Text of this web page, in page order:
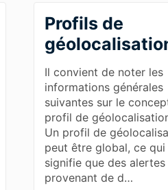
Profils de
Il convient de noter les
informations générales
suivantes sur le
profil de
Un profil de
peut être global, ce qui
signifie que des alertes
provenant de d…